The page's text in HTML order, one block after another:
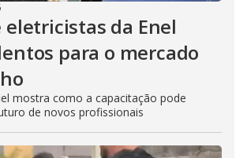
eletricistas da Enel
para o mercado
mostra como a capacitação pode
de novos profissionais